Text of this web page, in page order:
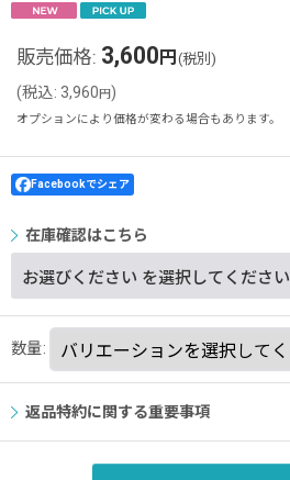
販売価格: 3,600 円 (税別)
(税込: 3,960 円 )
オプションにより価格が変わる場合もあります。
Facebookでシェア
在庫確認はこちら
お選びください を選択してください
数量:
返品特約に関する重要事項